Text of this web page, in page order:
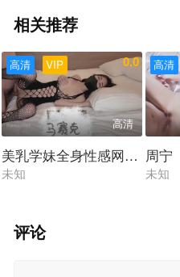
相关推荐
VIP
高清 0.0
高清
美乳学妹全身性感网袜酒店内
未知
高清
周宁
未知
评论